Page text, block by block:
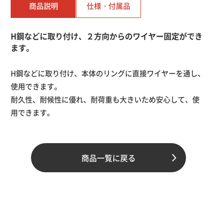
商品説明 仕様・ 付属品
H鋼などに取り付け、２方向からのワイヤー固定ができ
ます。
H鋼などに取り付け、本体のリングに直接ワイヤーを通し、
使用できます。
耐久性、耐候性に優れ、耐荷重も大きいため安心して、使
用できます。
本体：特殊ステンレス
ネジ：SUS304
商品一覧に戻る